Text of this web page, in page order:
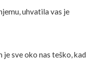
uhvatila vas je
je sve oko nas teško, kad